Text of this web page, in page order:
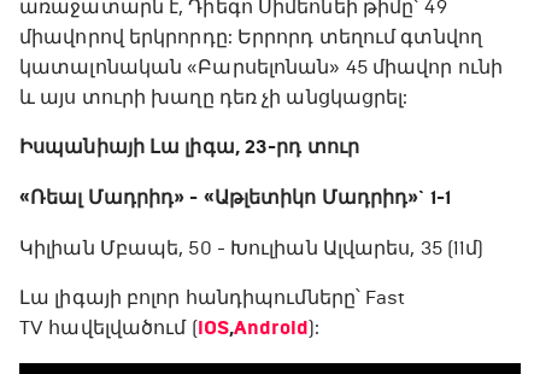
առաջատարն է, Դիեգո Սիմեոնեի թիմը` 49
միավորով երկրորդը: Երրորդ տեղում գտնվող
կատալոնական «Բարսելոնան» 45 միավոր ունի
և այս տուրի խաղը դեռ չի անցկացրել:
Իսպանիայի Լա լիգա, 23-րդ տուր
«Ռեալ Մադրիդ» - «Աթլետիկո Մադրիդ»` 1-1
Կիլիան Մբապե, 50 - Խուլիան Ալվարես, 35 (11մ)
Լա լիգայի բոլոր հանդիպումները՝ Fast
TV հավելվածում (iOS,Android):